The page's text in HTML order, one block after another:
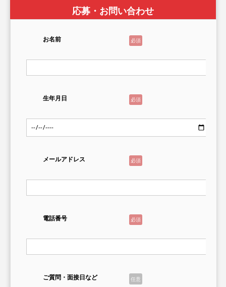
応募・お問い合わせ
必須
お名前
必須
生年月日
必須
メールアドレス
必須
電話番号
任意
ご質問・面接日など